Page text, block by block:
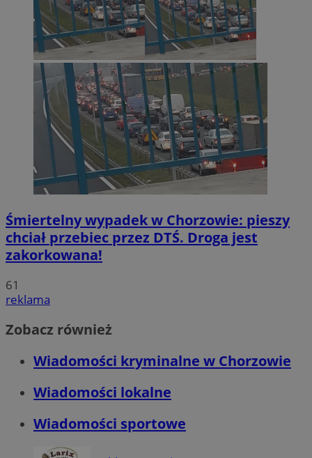
Śmiertelny wypadek w Chorzowie: pieszy
chciał przebiec przez DTŚ. Droga jest
zakorkowana!
61
reklama
Zobacz również
Wiadomości kryminalne w Chorzowie
Wiadomości lokalne
Wiadomości sportowe